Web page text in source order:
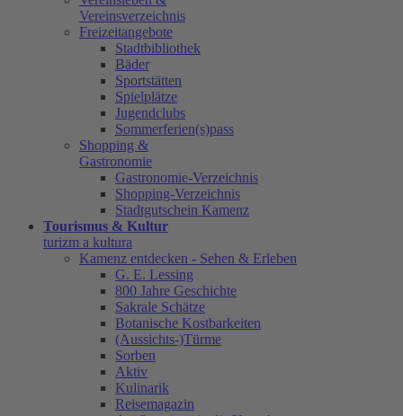
Vereinsverzeichnis
Freizeitangebote
Stadtbibliothek
Bäder
Sportstätten
Spielplätze
Jugendclubs
Sommerferien(s)pass
Shopping &
Gastronomie
Gastronomie-Verzeichnis
Shopping-Verzeichnis
Stadtgutschein Kamenz
Tourismus & Kultur
turizm a kultura
Kamenz entdecken - Sehen & Erleben
G. E. Lessing
800 Jahre Geschichte
Sakrale Schätze
Botanische Kostbarkeiten
(Aussichts-)Türme
Sorben
Aktiv
Kulinarik
Reisemagazin